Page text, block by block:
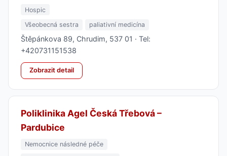
Hospic
Všeobecná sestra
paliativní medicína
Štěpánkova 89, Chrudim, 537 01 · Tel:
+420731151538
Zobrazit detail
Poliklinika Agel Česká Třebová –
Pardubice
Nemocnice následné péče